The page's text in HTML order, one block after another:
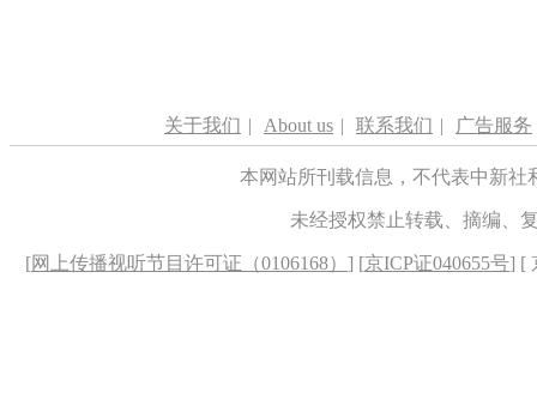
关于我们 | About us | 联系我们 | 广告服务
本网站所刊载信息，不代表中新
未经授权禁止转载、摘编、
[网上传播视听节目许可证（0106168） ] [京ICP证040655号] [